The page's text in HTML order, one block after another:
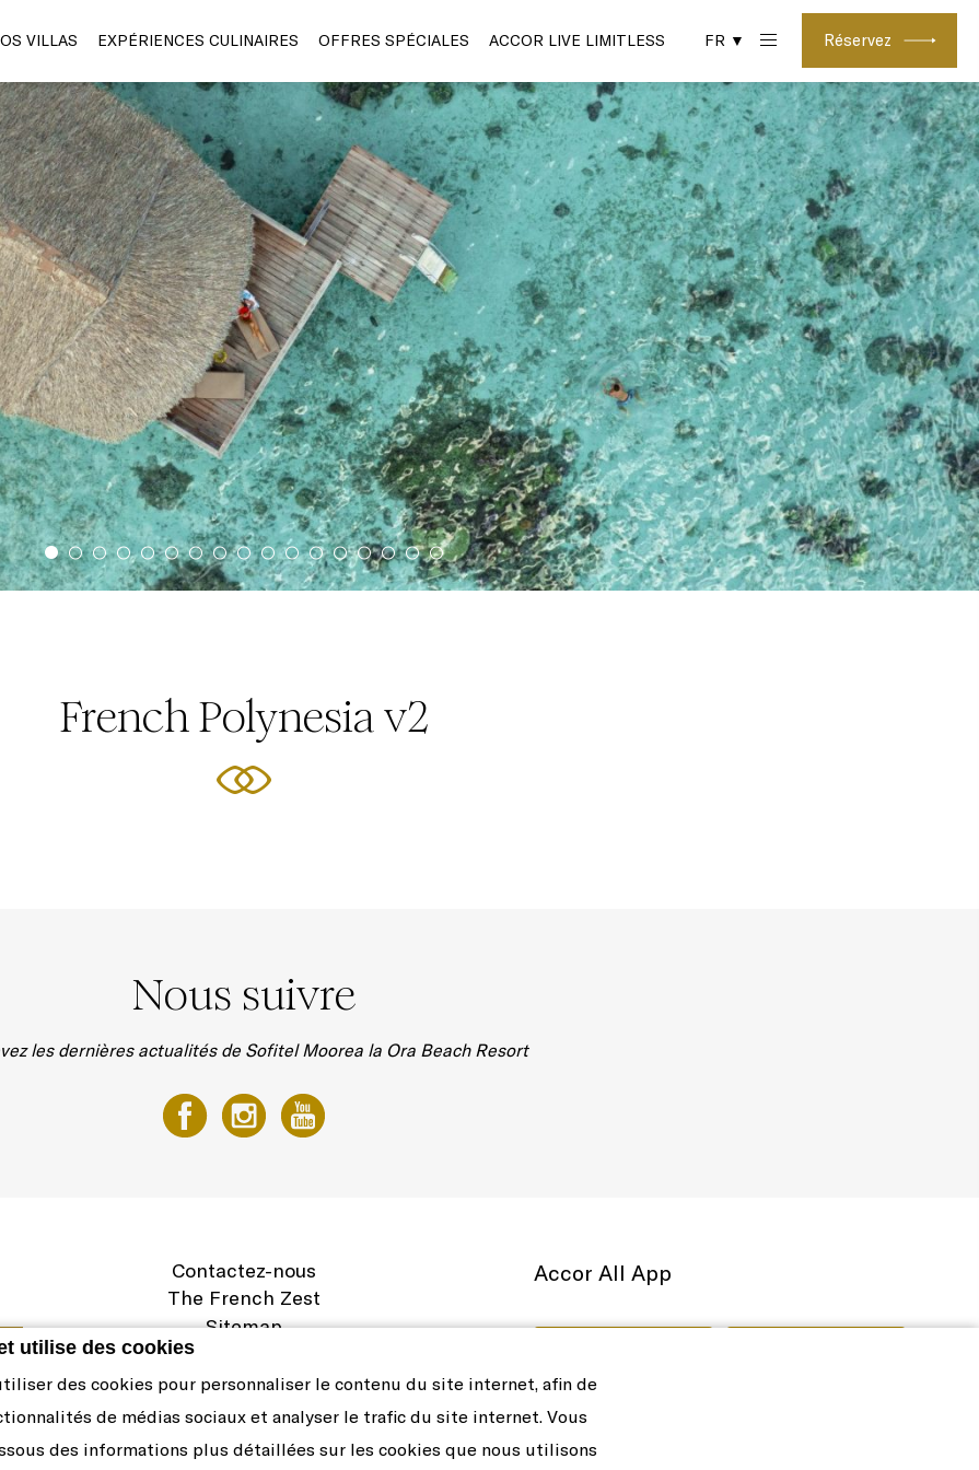
utilise des cookies
des cookies pour personnaliser le contenu du site internet, afin de
de médias sociaux et analyser le trafic du site internet. Vous
des informations plus détaillées sur les cookies que nous utilisons
Réservez
VILLAS EXPÉRIENCES CULINAIRES OFFRES SPÉCIALES ACCOR LIVE LIMITLESS FR ▼
French Polynesia v2
Nous suivre
les dernières actualités de Sofitel Moorea la Ora Beach Resort
Contactez-nous
The French Zest
Sitemap
Mentions légales
Carrière
Politique de cookies et préférences
Accor All App